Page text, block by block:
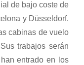
de bajo coste de
y Düsseldorf.
cabinas de vuelo
trabajos serán
han entrado en los